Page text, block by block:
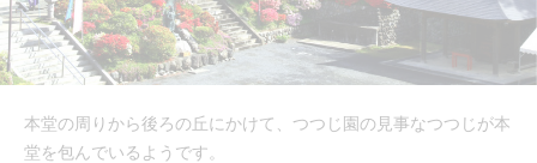
本堂の周りから後ろの丘にかけて、つつじ園の見事なつつじが本
堂を包んでいるようです。